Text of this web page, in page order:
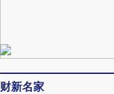
财新名家